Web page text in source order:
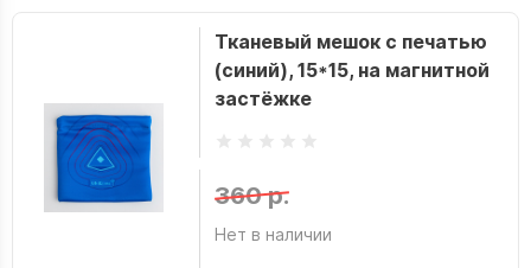
Тканевый мешок с печатью
(синий), 15*15, на магнитной
застёжке
360 р.
Нет в наличии